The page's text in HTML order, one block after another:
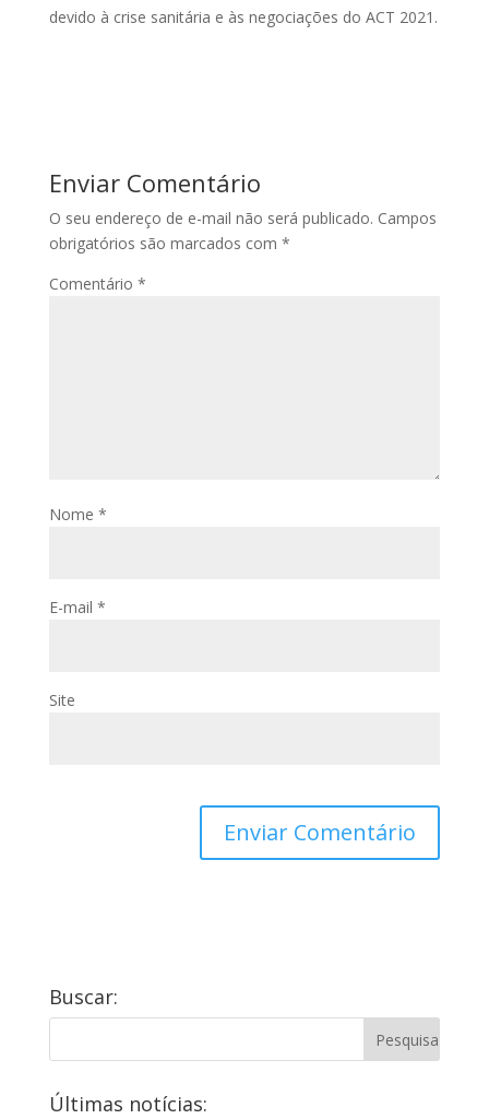
devido à crise sanitária e às negociações do ACT 2021.
Enviar Comentário
O seu endereço de e-mail não será publicado. Campos
obrigatórios são marcados com *
Comentário *
Nome *
E-mail *
Site
Buscar:
Últimas notícias: